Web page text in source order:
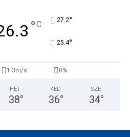
°C 27.2°
25.4°
1.3m/s 0%
HÉT
38°
KED
36°
SZE
34°